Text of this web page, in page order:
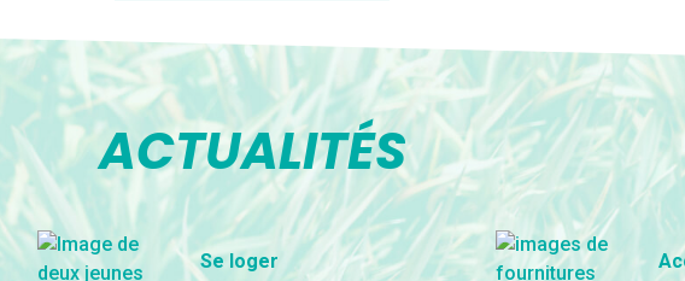
ACTUALITÉS
Se loger